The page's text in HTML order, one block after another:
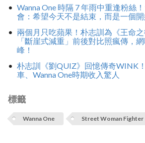
Wanna One 時隔 7 年雨中重逢粉絲
會：希望今天不是結束，而是一個
兩個月只吃蘋果！朴志訓為《王命之
「斷崖式減重」前後對比照瘋傳，
峰！
朴志訓《劉QUIZ》回憶傳奇WINK
車、Wanna One時期收入驚人
標籤
Wanna One Street Woman Fighter